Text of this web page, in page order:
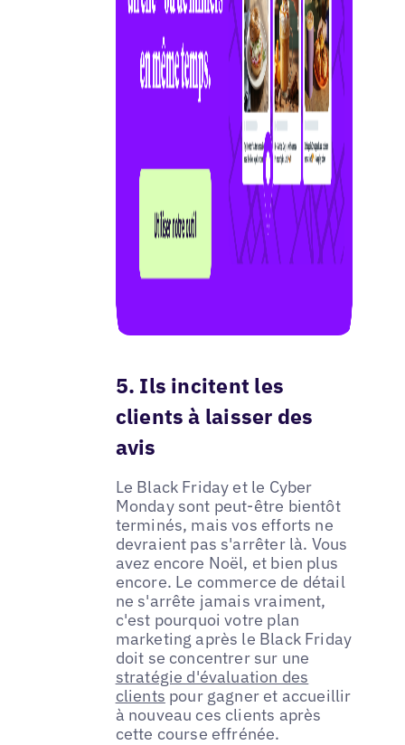
5. Ils incitent les
clients à laisser des
avis
Le Black Friday et le Cyber
Monday sont peut-être bientôt
terminés, mais vos efforts ne
devraient pas s'arrêter là. Vous
avez encore Noël, et bien plus
encore. Le commerce de détail
ne s'arrête jamais vraiment,
c'est pourquoi votre plan
marketing après le Black Friday
doit se concentrer sur une
stratégie d'évaluation des
clients pour gagner et accueillir
à nouveau ces clients après
cette course effrénée.